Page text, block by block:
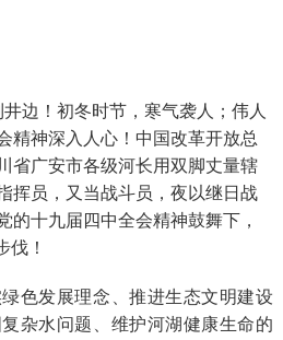
边！初冬时节，寒气袭人；伟人
精神深入人心！中国改革开放总
广安市各级河长用双脚丈量辖
挥员，又当战斗员， 夜以继日战
的十九届四中全会精神鼓舞下，
伐！
色发展理念、推进生态文明建设
杂水问题、维护河湖健康生命的